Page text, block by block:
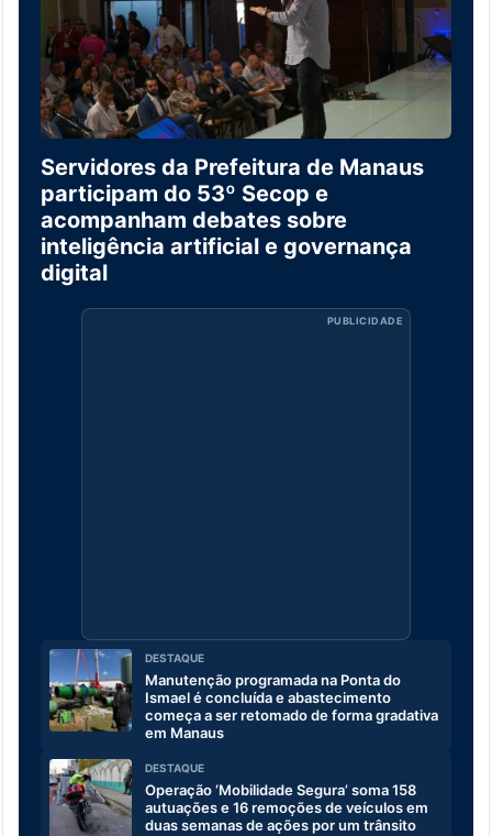
Servidores da Prefeitura de Manaus
participam do 53º Secop e
acompanham debates sobre
inteligência artificial e governança
digital
PUBLICIDADE
DESTAQUE
Manutenção programada na Ponta do
Ismael é concluída e abastecimento
começa a ser retomado de forma gradativa
em Manaus
DESTAQUE
Operação ‘Mobilidade Segura’ soma 158
autuações e 16 remoções de veículos em
duas semanas de ações por um trânsito